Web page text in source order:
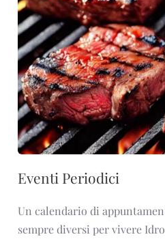
Eventi Periodici
Un calendario di
sempre diversi per vivere